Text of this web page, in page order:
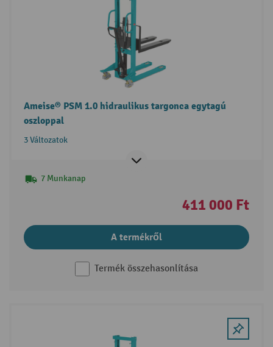
Ameise® PSM 1.0 hidraulikus targonca egytagú
oszloppal
3 Változatok
7 Munkanap
411 000 Ft
A termékről
Termék összehasonlítása